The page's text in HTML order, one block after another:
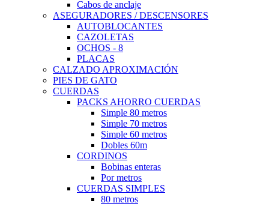
Cabos de anclaje
ASEGURADORES / DESCENSORES
AUTOBLOCANTES
CAZOLETAS
OCHOS - 8
PLACAS
CALZADO APROXIMACIÓN
PIES DE GATO
CUERDAS
PACKS AHORRO CUERDAS
Simple 80 metros
Simple 70 metros
Simple 60 metros
Dobles 60m
CORDINOS
Bobinas enteras
Por metros
CUERDAS SIMPLES
80 metros